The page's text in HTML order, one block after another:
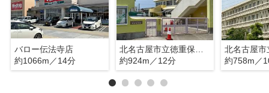
バロー伝法寺店
約1066m／14分
約924m／12分
約758m／